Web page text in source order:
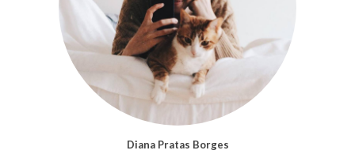
Diana Pratas Borges